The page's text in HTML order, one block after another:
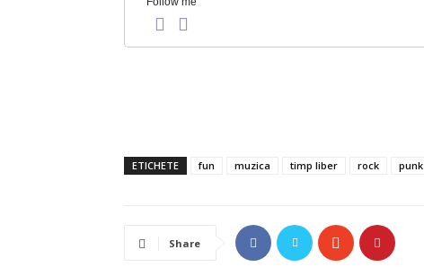
ETICHETE fun muzica timp liber rock punk
Share